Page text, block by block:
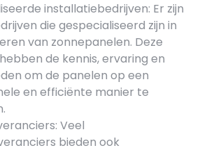
installatiebedrijven: Er zijn
die gespecialiseerd zijn in
van zonnepanelen. Deze
de kennis, ervaring en
om de panelen op een
en efficiënte manier te
Veel
bieden ook